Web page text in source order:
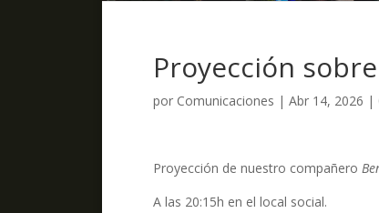
Proyección sobre
por Comunicaciones | Abr 14, 2026 |
Proyección de nuestro compañero
A las 20:15h en el local social.